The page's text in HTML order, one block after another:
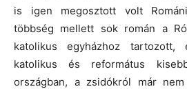
is igen megosztott volt
többség mellett sok román a
katolikus egyházhoz tartozott,
katolikus és református
országban, a zsidókról már